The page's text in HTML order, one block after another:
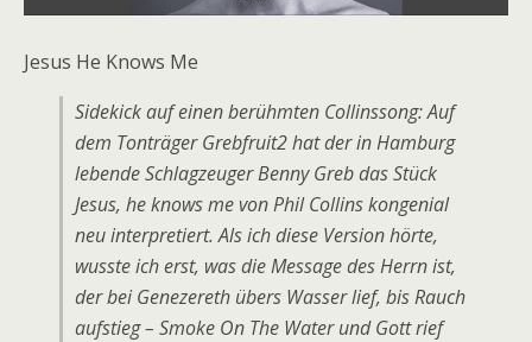
Jesus He Knows Me
Sidekick auf einen berühmten Collinssong: Auf
dem Tonträger Grebfruit2 hat der in Hamburg
lebende Schlagzeuger Benny Greb das Stück
Jesus, he knows me von Phil Collins kongenial
neu interpretiert. Als ich diese Version hörte,
wusste ich erst, was die Message des Herrn ist,
der bei Genezereth übers Wasser lief, bis Rauch
aufstieg – Smoke On The Water und Gott rief